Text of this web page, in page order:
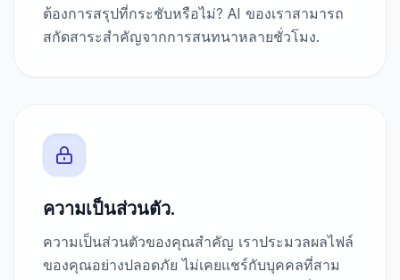
ต้องการสรุปที่กระชับหรือไม่? AI ของเราสามารถ
สกัดสาระสำคัญจากการสนทนาหลายชั่วโมง.
ความเป็นส่วนตัว.
ความเป็นส่วนตัวของคุณสำคัญ เราประมวลผลไฟล์
ของคุณอย่างปลอดภัย ไม่เคยแชร์กับบุคคลที่สาม